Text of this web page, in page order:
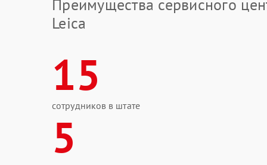
Преимущества сервисного
Leica
15
сотрудников в штате
5